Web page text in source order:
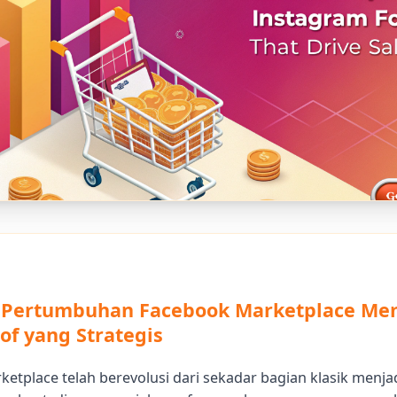
Facebook Marketplace
yang Strategis
telah berevolusi dari sekadar bagian klasik